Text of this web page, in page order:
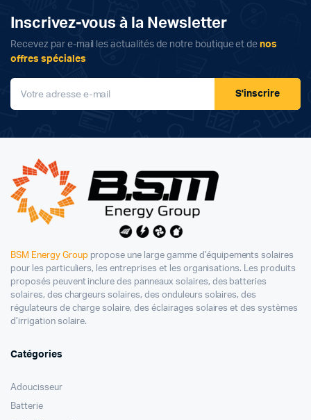
Inscrivez-vous à la Newsletter
Recevez par e-mail les actualités de notre boutique et denos
offres spéciales
S'inscrire
BSM Energy Group propose une large gamme d’équipements solaires
pour les particuliers, les entreprises et les organisations. Les produits
proposés peuvent inclure des panneaux solaires, des batteries
solaires, des chargeurs solaires, des onduleurs solaires, des
régulateurs de charge solaire, des éclairages solaires et des systèmes
d’irrigation solaire.
Catégories
Adoucisseur
Batterie